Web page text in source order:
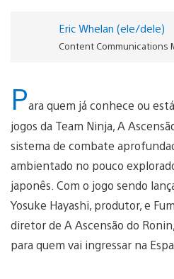
Eric Whelan (ele/dele)
Content Communications
Para quem já conhece ou
jogos da Team Ninja, A
sistema de combate
ambientado no pouco
japonês. Com o jogo sendo
Yosuke Hayashi, produtor, e
diretor de A Ascensão do
para quem vai ingressar na